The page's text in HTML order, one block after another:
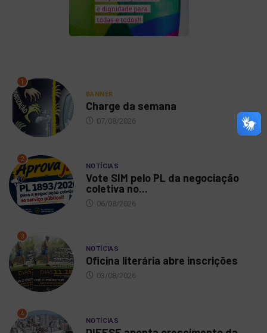
1
BANNER
Charge da semana
07/08/2026
2
NOTÍCIAS
Vote SIM pelo PL da negociação
coletiva no...
06/08/2026
3
NOTÍCIAS
Oficina literária abre inscrições
03/08/2026
4
NOTÍCIAS